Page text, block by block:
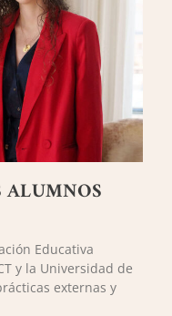
ALUMNOS
Educativa
y la Universidad de
externas y